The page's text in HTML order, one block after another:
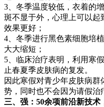
3、冬季温度较低，衣着的
斑不显于外，心理上可以起
效果更好；
4、冬季进行黑色素细胞培
大大缩短；
5、临床治疗表明，利用寒
止春夏季皮肤病的复发。
因此寒假对青少年皮肤病
势，同时也不会因为请假治
三、强：50余项前沿新技